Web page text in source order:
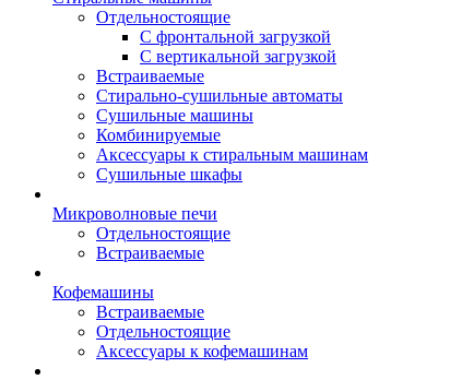
Отдельностоящие
С фронтальной загрузкой
С вертикальной загрузкой
Встраиваемые
Стирально-сушильные автоматы
Сушильные машины
Комбинируемые
Аксессуары к стиральным машинам
Сушильные шкафы
Микроволновые печи
Отдельностоящие
Встраиваемые
Кофемашины
Встраиваемые
Отдельностоящие
Аксессуары к кофемашинам